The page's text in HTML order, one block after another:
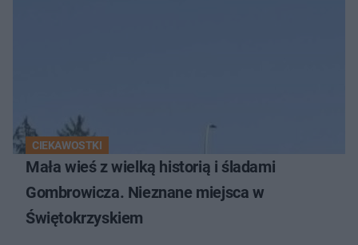
CIEKAWOSTKI
Mała wieś z wielką historią i śladami
Gombrowicza. Nieznane miejsca w
Świętokrzyskiem